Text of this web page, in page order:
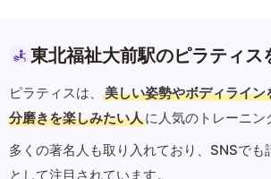
東北福祉大前駅のピラティス
ピラティスは、 美しい姿勢やボディライン
分磨きを楽しみたい人に人気のトレーニン
多くの著名人も取り入れており、SNSでも
として注目されています。